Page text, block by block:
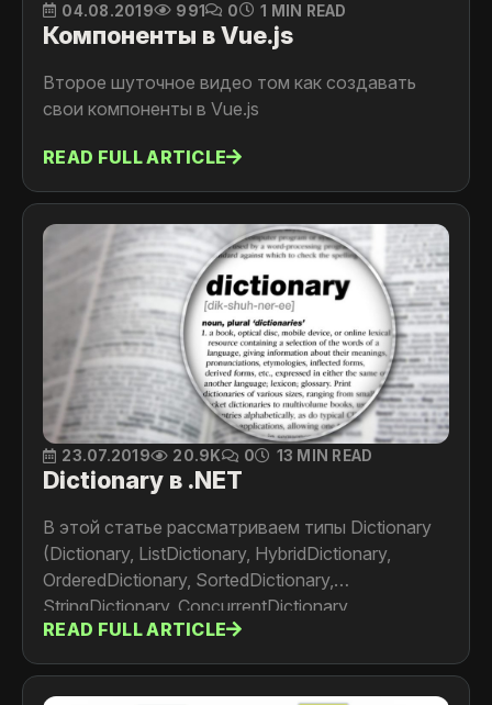
04.08.2019 991 0 1 MIN READ
Компоненты в Vue.js
Второе шуточное видео том как создавать
свои компоненты в Vue.js
READ FULL ARTICLE
23.07.2019 20.9K 0 13 MIN READ
Dictionary в .NET
В этой статье рассматриваем типы Dictionary
(Dictionary, ListDictionary, HybridDictionary,
OrderedDictionary, SortedDictionary,
StringDictionary, ConcurrentDictionary,
ImmutableDictionary и ReadOnlyDictionary) и
заглядываем"под капот" как они работают
READ FULL ARTICLE